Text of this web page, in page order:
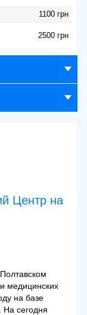
1100 грн
2500 грн
Центр на
медицинских
на базе
На сегодня